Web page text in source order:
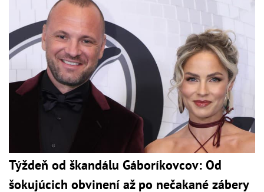
Týždeň od škandálu Gáboríkovcov: Od
šokujúcich obvinení až po nečakané zábery